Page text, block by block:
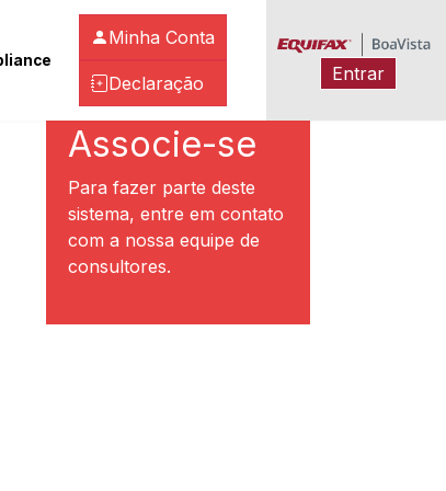
Minha Conta
Declaração Entrar
Preto
Associe-se
Para fazer parte deste
sistema, entre em contato
com a nossa equipe de
consultores.